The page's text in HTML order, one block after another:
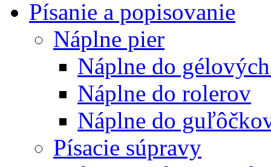
Písanie a popisovanie
Náplne pier
Náplne do
Náplne do rolerov
Náplne do
Písacie súpravy